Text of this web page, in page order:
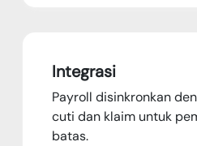
Integrasi
Payroll disinkronkan
cuti dan klaim untuk
batas.